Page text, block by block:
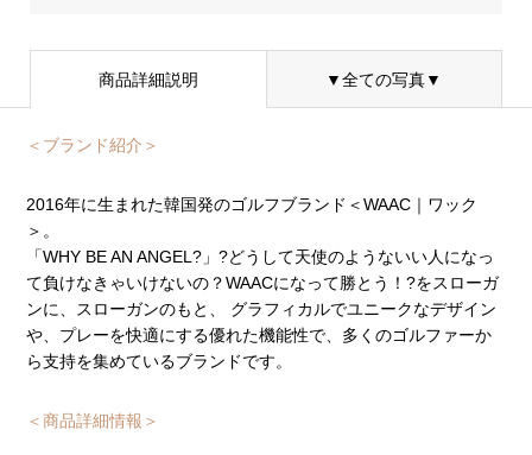
商品詳細説明 ▼全ての写真▼
＜ブランド紹介＞
2016年に生まれた韓国発のゴルフブランド＜WAAC｜ワック
＞。
「WHY BE AN ANGEL?」?どうして天使のようないい人になっ
て負けなきゃいけないの？WAACになって勝とう！?をスローガ
ンに、スローガンのもと、 グラフィカルでユニークなデザイン
や、プレーを快適にする優れた機能性で、多くのゴルファーか
ら支持を集めているブランドです。
＜商品詳細情報＞